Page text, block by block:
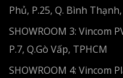
Phủ, P.25, Q. Bình
SHOWROOM 3: Vincom
P.7, Q.Gò Vấp, TPHCM
SHOWROOM 4: Vincom